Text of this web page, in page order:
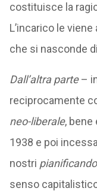
costituisce la
L’incarico le
che si nasconde
Dall’altra parte–
reciprocamente
neo-liberale, bene
1938 e poi
nostri pianificando
senso